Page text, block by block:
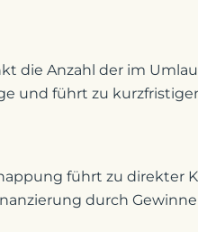
die Anzahl der im
und führt zu
führt zu direkter
durch